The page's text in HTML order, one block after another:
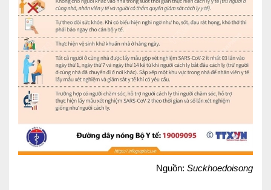
Nguồn: Suckhoedoisong